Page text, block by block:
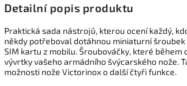
Detailní popis produktu
Praktická sada nástrojů, kterou ocení každý,
někdy potřeboval dotáhnou miniaturní
SIM kartu z mobilu. Šroubováčky, které během
vývrtky vašeho armádního švýcarského nože.
možnosti nože Victorinox o další čtyři funkce.